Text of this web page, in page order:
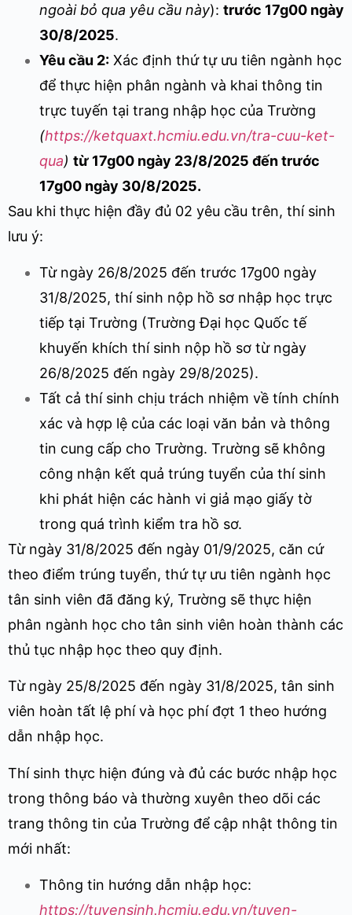
ngoài bỏ qua yêu cầu này): trước 17g00 ngày
30/8/2025.
Yêu cầu 2: Xác định thứ tự ưu tiên ngành học
để thực hiện phân ngành và khai thông tin
trực tuyến tại trang nhập học của Trường
(https://ketquaxt.hcmiu.edu.vn/tra-cuu-ket-
qua) từ 17g00 ngày 23/8/2025 đến trước
17g00 ngày 30/8/2025.
Sau khi thực hiện đầy đủ 02 yêu cầu trên, thí sinh
lưu ý:
Từ ngày 26/8/2025 đến trước 17g00 ngày
31/8/2025, thí sinh nộp hồ sơ nhập học trực
tiếp tại Trường (Trường Đại học Quốc tế
khuyến khích thí sinh nộp hồ sơ từ ngày
26/8/2025 đến ngày 29/8/2025).
Tất cả thí sinh chịu trách nhiệm về tính chính
xác và hợp lệ của các loại văn bản và thông
tin cung cấp cho Trường. Trường sẽ không
công nhận kết quả trúng tuyển của thí sinh
khi phát hiện các hành vi giả mạo giấy tờ
trong quá trình kiểm tra hồ sơ.
Từ ngày 31/8/2025 đến ngày 01/9/2025, căn cứ
theo điểm trúng tuyển, thứ tự ưu tiên ngành học
tân sinh viên đã đăng ký, Trường sẽ thực hiện
phân ngành học cho tân sinh viên hoàn thành các
thủ tục nhập học theo quy định.
Từ ngày 25/8/2025 đến ngày 31/8/2025, tân sinh
viên hoàn tất lệ phí và học phí đợt 1 theo hướng
dẫn nhập học.
Thí sinh thực hiện đúng và đủ các bước nhập học
trong thông báo và thường xuyên theo dõi các
trang thông tin của Trường để cập nhật thông tin
mới nhất:
Thông tin hướng dẫn nhập học:
https://tuyensinh.hcmiu.edu.vn/tuyen-